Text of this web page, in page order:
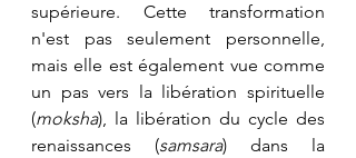
supérieure. Cette transformation
n'est pas seulement personnelle,
mais elle est également vue comme
un pas vers la libération spirituelle
(moksha), la libération du cycle des
renaissances (samsara) dans la